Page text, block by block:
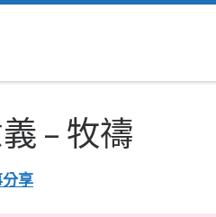
– 牧禱
分享